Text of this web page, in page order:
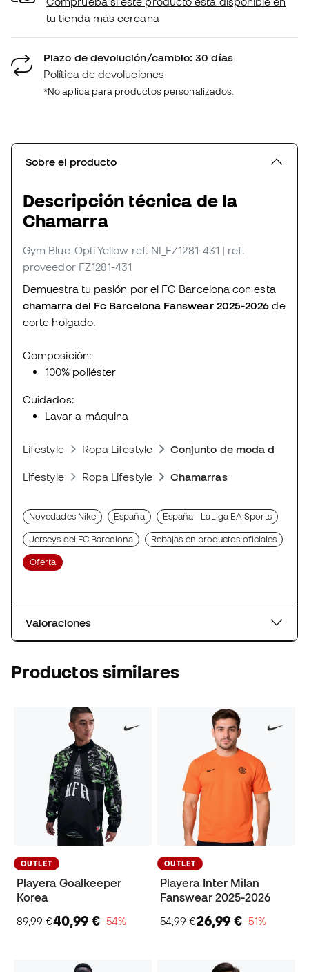
tu tienda más cercana
Plazo de devolución/cambio: 30 días
Política de devoluciones
*No aplica para productos personalizados.
Sobre el producto
Descripción técnica de la
Chamarra
Gym Blue-Opti Yellow ref. NI_FZ1281-431 | ref.
proveedor FZ1281-431
Demuestra tu pasión por el FC Barcelona con esta
chamarra del Fc Barcelona Fanswear 2025-2026 de
corte holgado.
Composición:
100% poliéster
Cuidados:
Lavar a máquina
Lifestyle Ropa Lifestyle Conjunto de moda
Lifestyle Ropa Lifestyle Chamarras
Novedades Nike España España - LaLiga EA Sports
Jerseys del FC Barcelona Rebajas en productos oficiales
Oferta
Valoraciones
Productos similares
OUTLET
Playera Goalkeeper
Korea
89,99 €40,99 €−54%
OUTLET
Playera Inter Milan
Fanswear 2025-2026
54,99 €26,99 €−51%